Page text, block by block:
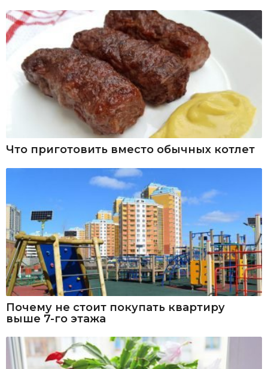
Что приготовить вместо обычных котлет
Почему не стоит покупать квартиру
выше 7-го этажа